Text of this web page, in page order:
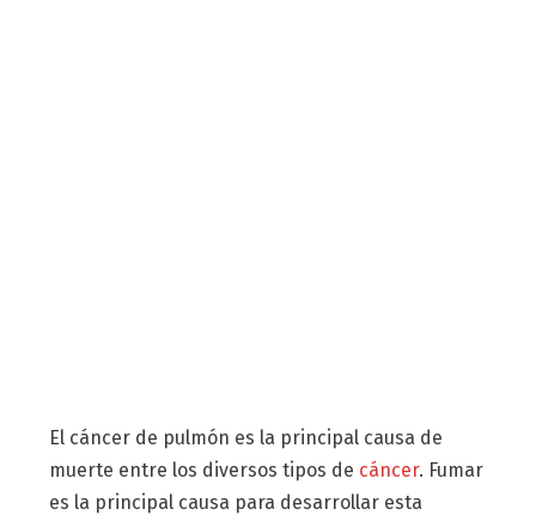
El cáncer de pulmón es la principal causa de
muerte entre los diversos tipos de cáncer. Fumar
es la principal causa para desarrollar esta